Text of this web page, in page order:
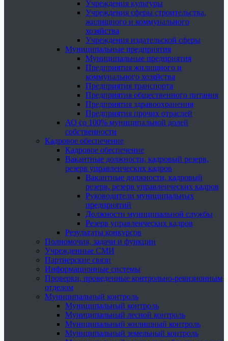
Учреждения культуры
Учреждения сферы строительства,
жилищного и коммунального
хозяйства
Учреждения издательской сферы
Муниципальные предприятия
Муниципальные предприятия
Предприятия жилищного и
коммунального хозяйства
Предприятия транспорта
Предприятия общественного питания
Предприятия здравоохранения
Предприятия прочих отраслей
АО со 100% муниципальной долей
собственности
Кадровое обеспечение
Кадровое обеспечение
Вакантные должности, кадровый резерв,
резерв управленческих кадров
Вакантные должности, кадровый
резерв, резерв управленческих кадров
Руководители муниципальных
предприятий
Должности муниципальной службы
Резерв управленческих кадров
Результаты конкурсов
Полномочия, задачи и функции
Учрежденные СМИ
Партнерские связи
Информационные системы
Проверки, проведенные контрольно-ревизионным
отделом
Муниципальный контроль
Муниципальный контроль
Муниципальный лесной контроль
Муниципальный жилищный контроль
Муниципальный земельный контроль